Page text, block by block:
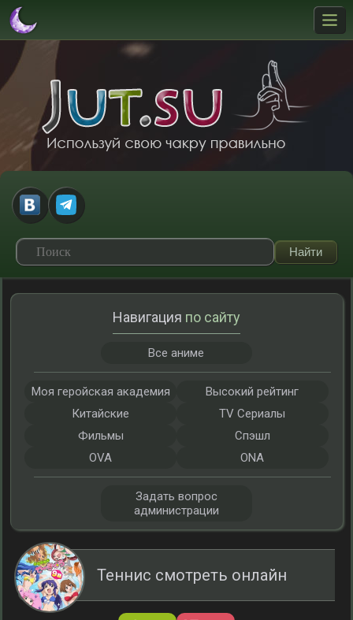
Теннис смотреть онлайн
Навигация по сайту
Все аниме
Моя геройская академия
Высокий рейтинг
Китайские
TV Сериалы
Фильмы
Спэшл
OVA
ONA
Задать вопрос
администрации